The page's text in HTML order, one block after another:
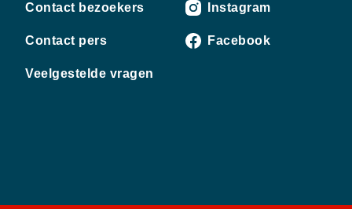
Contact bezoekers
Contact pers
Veelgestelde vragen
Instagram
Facebook